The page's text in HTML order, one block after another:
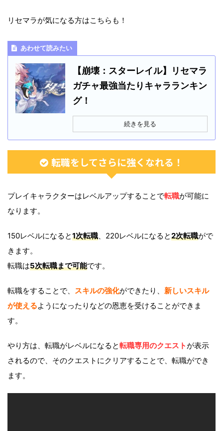
リセマラが気になる方はこちらも！
あわせて読みたい
【崩壊：スターレイル】リセマラ
ガチャ最強当たりキャラランキン
グ！
続きを見る
転職をしてさらに強くなれる！
プレイキャラクターはレベルアップすることで転職が可能に
なります。
150レベルになると1次転職、220レベルになると2次転職がで
きます。
転職は5次転職まで可能です。
転職をすることで、 スキルの強化ができたり、 新しいスキル
が使えるようになったりなどの恩恵を受けることができま
す。
やり方は、転職がレベルになると転職専用のクエスト が表示
されるので、そのクエストにクリアすることで、転職ができ
ます。